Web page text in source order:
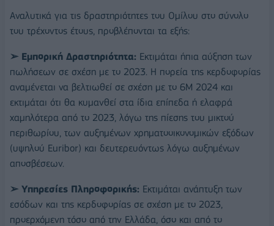
Αναλυτικά για τις δραστηριότητες του Ομίλου στο σύνολο
του τρέχοντος έτους, προβλέπονται τα εξής:
➢ Εμπορική Δραστηριότητα: Εκτιμάται ήπια αύξηση των
πωλήσεων σε σχέση με το 2023. Η πορεία της κερδοφορίας
αναμένεται να βελτιωθεί σε σχέση με το 6Μ 2024 και
εκτιμάται ότι θα κυμανθεί στα ίδια επίπεδα ή ελαφρά
χαμηλότερα από το 2023, λόγω της πίεσης του μικτού
περιθωρίου, των αυξημένων χρηματοοικονομικών εξόδων
(υψηλού Euribor) και δευτερευόντως λόγω αυξημένων
αποσβέσεων.
➢ Υπηρεσίες Πληροφορικής: Εκτιμάται ανάπτυξη των
εσόδων και της κερδοφορίας σε σχέση με το 2023,
προερχόμενη τόσο από την Ελλάδα, όσο και από το